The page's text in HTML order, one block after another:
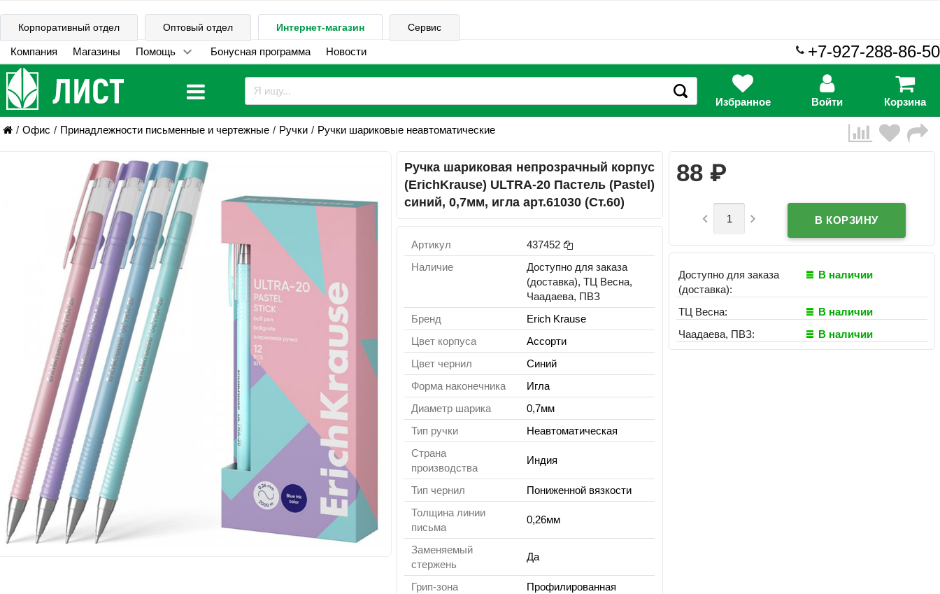
Корпоративный отдел Оптовый отдел Интернет-магазин Сервис
Компания Магазины Помощь Бонусная программа Новости +7-927-288-86-50
Избранное Войти Корзина
Офис Принадлежности письменные и чертежные Ручки Ручки шариковые неавтоматические
Ручка шариковая непрозрачный корпус
(ErichKrause) ULTRA-20 Пастель (Pastel)
синий, 0,7мм, игла арт.61030 (Ст.60)
Артикул
437452
Наличие
Доступно для заказа
(доставка), ТЦ Весна,
Чаадаева, ПВЗ
Бренд
Erich Krause
Цвет корпуса
Ассорти
Цвет чернил
Синий
Форма наконечника
Игла
Диаметр шарика
0,7мм
Тип ручки
Неавтоматическая
Страна
производства
Индия
Тип чернил
Пониженной вязкости
Толщина линии
письма
0,26мм
Заменяемый
стержень
Да
Грип-зона
Профилированная
88 ₽
 
Доступно для заказа
(доставка):
В наличии
ТЦ Весна:
В наличии
Чаадаева, ПВЗ:
В наличии